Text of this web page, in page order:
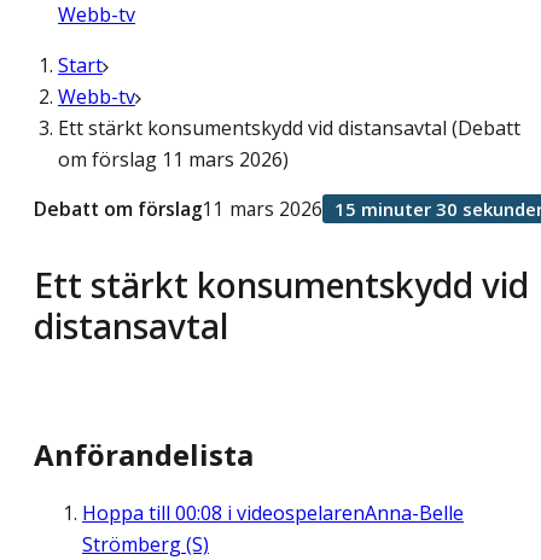
Webb-tv
Start
Webb-tv
Ett stärkt konsumentskydd vid distansavtal (Debatt
om förslag 11 mars 2026)
Ett stärkt konsumentskydd vid
distansavtal
Debatt om förslag11 mars 2026 15 minuter 30
Anförandelista
Hoppa till 00:08 i videospelarenAnna-Belle
Strömberg (S)